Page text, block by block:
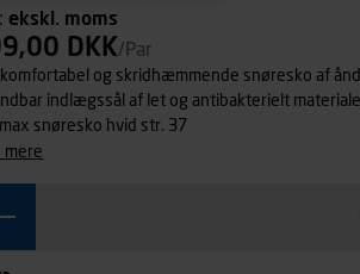
ekskl. moms
DKK/Par
komfortabel og skridhæmmende snøresko af
indlægssål af let og antibakterielt
snøresko hvid str. 37
mere